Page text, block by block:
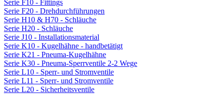
Serie F10 - Fittings
Serie F20 - Drehdurchführungen
Serie H10 & H70 - Schläuche
Serie H20 - Schläuche
Serie J10 - Installationsmaterial
Serie K10 - Kugelhähne - handbetätigt
Serie K21 - Pneuma-Kugelhähne
Serie K30 - Pneuma-Sperrventile 2-2 Wege
Serie L10 - Sperr- und Stromventile
Serie L11 - Sperr- und Stromventile
Serie L20 - Sicherheitsventile